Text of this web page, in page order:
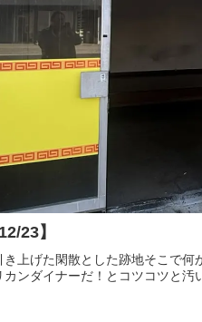
23】
上げた閑散とした跡地そこで何
ンダイナーだ！とコツコツと汚